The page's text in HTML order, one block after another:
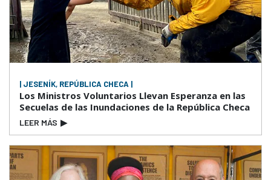
| JESENÍK, REPÚBLICA CHECA |
Los Ministros Voluntarios Llevan Esperanza en las
Secuelas de las Inundaciones de la República Checa
LEER MÁS ▶